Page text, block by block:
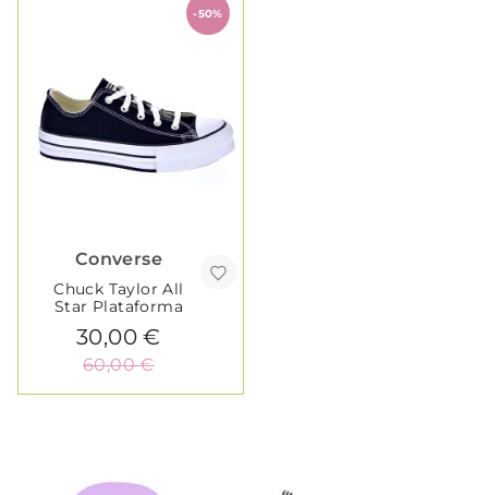
-50%
Converse
Chuck Taylor All
Star Plataforma
30,00 €
60,00 €